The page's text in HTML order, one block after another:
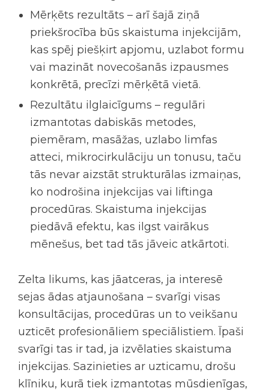
Mērķēts rezultāts – arī šajā ziņā
priekšrocība būs skaistuma injekcijām,
kas spēj piešķirt apjomu, uzlabot formu
vai mazināt novecošanās izpausmes
konkrētā, precīzi mērķētā vietā.
Rezultātu ilglaicīgums – regulāri
izmantotas dabiskās metodes,
piemēram, masāžas, uzlabo limfas
atteci, mikrocirkulāciju un tonusu, taču
tās nevar aizstāt strukturālas izmaiņas,
ko nodrošina injekcijas vai liftinga
procedūras. Skaistuma injekcijas
piedāvā efektu, kas ilgst vairākus
mēnešus, bet tad tās jāveic atkārtoti.
Zelta likums, kas jāatceras, ja interesē
sejas ādas atjaunošana – svarīgi visas
konsultācijas, procedūras un to veikšanu
uzticēt profesionāliem speciālistiem. Īpaši
svarīgi tas ir tad, ja izvēlaties skaistuma
injekcijas. Sazinieties ar uzticamu, drošu
klīniku, kurā tiek izmantotas mūsdienīgas,